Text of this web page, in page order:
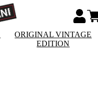
ORIGINAL VINTAGE
EDITION